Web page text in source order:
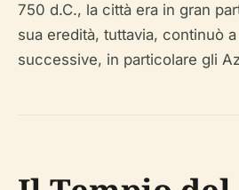
750 d.C., la città era in gran
sua eredità, tuttavia, continuò
successive, in particolare gli